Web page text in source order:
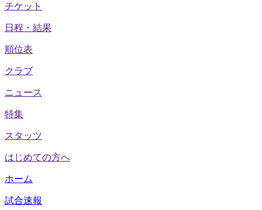
チケット
日程・結果
順位表
クラブ
ニュース
特集
スタッツ
はじめての方へ
ホーム
試合速報